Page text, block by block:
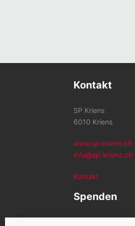
Kontakt
SP Kriens
6010 Kriens
www.sp-kriens.ch
info@sp-kriens.ch
Kontakt
Spenden